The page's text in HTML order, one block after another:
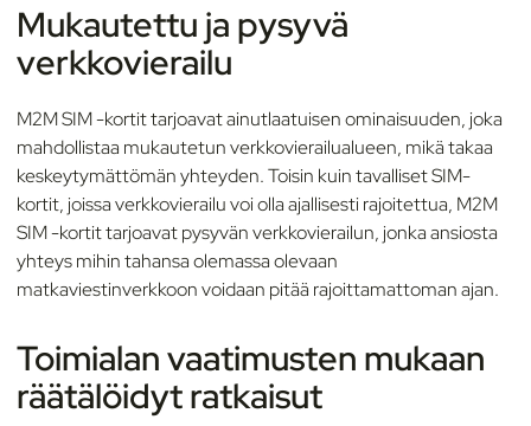
Mukautettu ja pysyvä
verkkovierailu
M2M SIM -kortit tarjoavat ainutlaatuisen ominaisuuden, joka
mahdollistaa mukautetun verkkovierailualueen, mikä takaa
keskeytymättömän yhteyden. Toisin kuin tavalliset SIM-
kortit, joissa verkkovierailu voi olla ajallisesti rajoitettua, M2M
SIM -kortit tarjoavat pysyvän verkkovierailun, jonka ansiosta
yhteys mihin tahansa olemassa olevaan
matkaviestinverkkoon voidaan pitää rajoittamattoman ajan.
Toimialan vaatimusten mukaan
räätälöidyt ratkaisut